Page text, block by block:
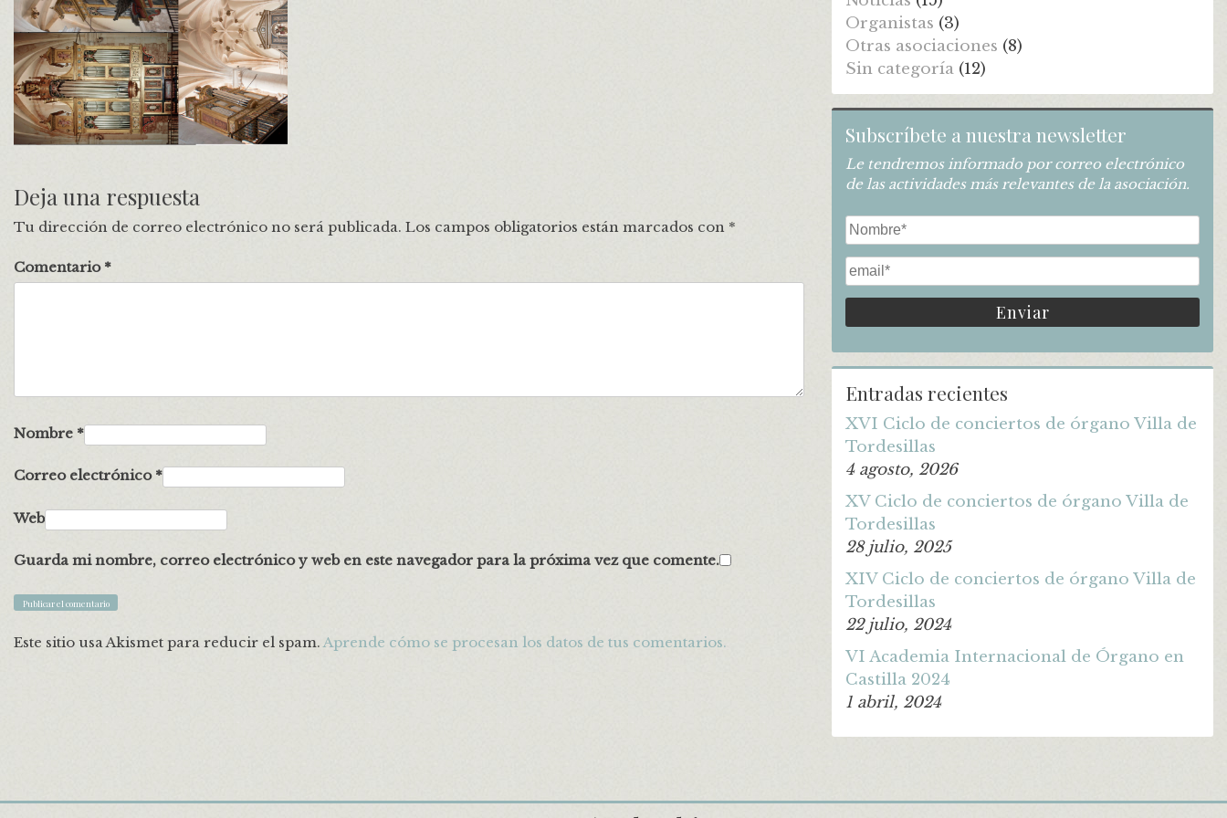
Deja una respuesta
Tu dirección de correo electrónico no será publicada. Los campos obligatorios están marcados con *
Comentario *
Nombre *
Correo electrónico *
Web
Guarda mi nombre, correo electrónico y web en este navegador para la próxima vez que comente.
Este sitio usa Akismet para reducir el spam.Aprende cómo se procesan los datos de tus comentarios.
Organistas (3)
Otras asociaciones (8)
Sin categoría (12)
Subscríbete a nuestra newsletter
Le tendremos informado por correo electrónico
de las actividades más relevantes de la asociación.
Entradas recientes
XVI Ciclo de conciertos de órgano Villa de
Tordesillas
4 agosto, 2026
XV Ciclo de conciertos de órgano Villa de
Tordesillas
28 julio, 2025
XIV Ciclo de conciertos de órgano Villa de
Tordesillas
22 julio, 2024
VI Academia Internacional de Órgano en
Castilla 2024
1 abril, 2024